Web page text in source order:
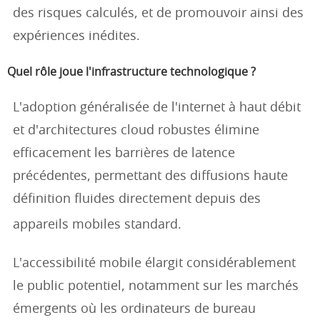
des risques calculés, et de promouvoir ainsi des
expériences inédites.
Quel rôle joue l'infrastructure technologique ?
L'adoption généralisée de l'internet à haut débit
et d'architectures cloud robustes élimine
efficacement les barrières de latence
précédentes, permettant des diffusions haute
définition fluides directement depuis des
appareils mobiles standard.
L'accessibilité mobile élargit considérablement
le public potentiel, notamment sur les marchés
émergents où les ordinateurs de bureau